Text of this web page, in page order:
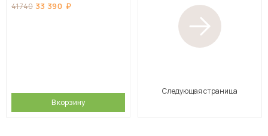
41 740 33 390
В корзину
Следующая страница